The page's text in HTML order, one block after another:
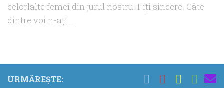
celorlalte femei din jurul nostru. Fiţi sincere! Câte
dintre voi n-aţi...
URMĂREȘTE: